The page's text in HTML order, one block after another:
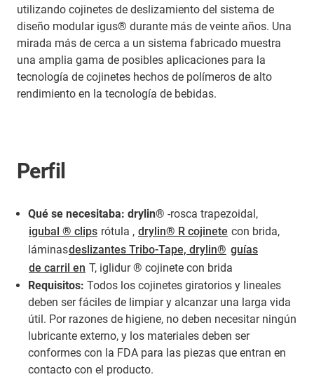
utilizando cojinetes de deslizamiento del sistema de
diseño modular igus® durante más de veinte años. Una
mirada más de cerca a un sistema fabricado muestra
una amplia gama de posibles aplicaciones para la
tecnología de cojinetes hechos de polímeros de alto
rendimiento en la tecnología de bebidas.
Perfil
Qué se necesitaba: drylin® -rosca trapezoidal,
igubal ® clips rótula , drylin® R cojinete con brida,
láminasdeslizantes Tribo-Tape, drylin® guías
de carril en T, iglidur ® cojinete con brida
Requisitos: Todos los cojinetes giratorios y lineales
deben ser fáciles de limpiar y alcanzar una larga vida
útil. Por razones de higiene, no deben necesitar ningún
lubricante externo, y los materiales deben ser
conformes con la FDA para las piezas que entran en
contacto con el producto.